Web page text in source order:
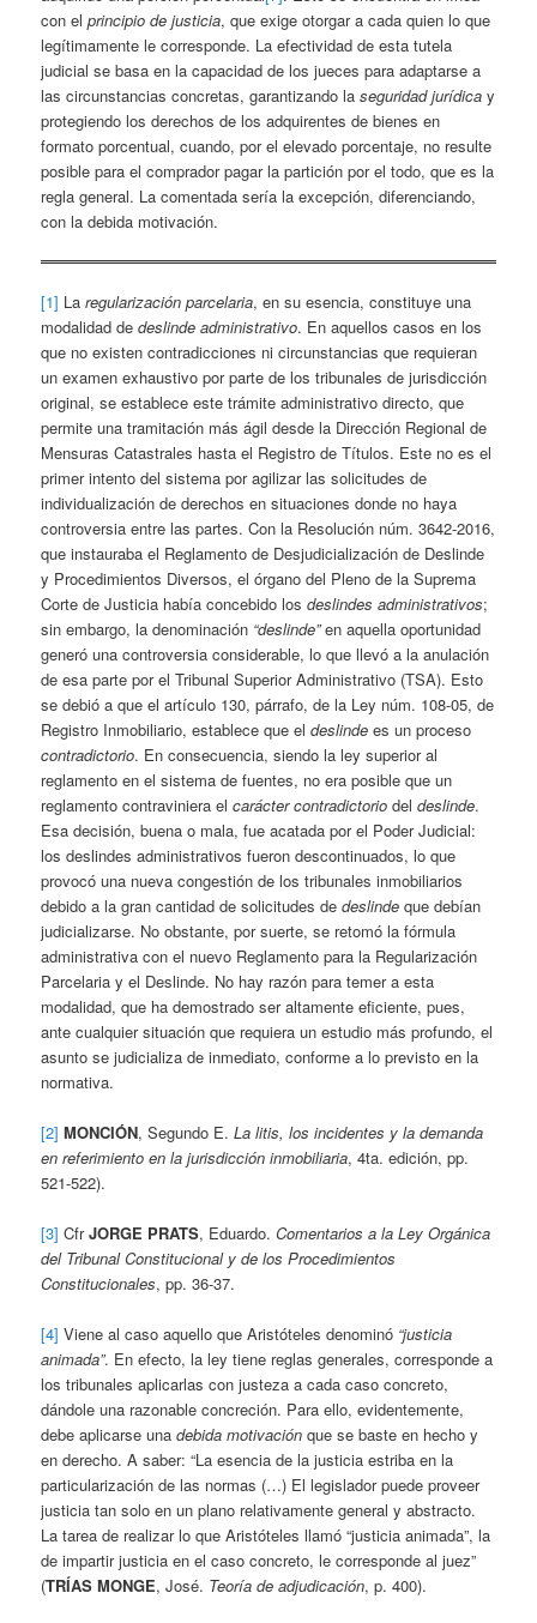
con elprincipio de justicia, que exige otorgar a cada quien lo que
legítimamente le corresponde. La efectividad de esta tutela
judicial se basa en la capacidad de los jueces para adaptarse a
las circunstancias concretas, garantizando laseguridad jurídica y
protegiendo los derechos de los adquirentes de bienes en
formato porcentual, cuando, por el elevado porcentaje, no resulte
posible para el comprador pagar la partición por el todo, que es la
regla general. La comentada sería la excepción, diferenciando,
con la debida motivación.
[1] Laregularización parcelaria, en su esencia, constituye una
modalidad dedeslinde administrativo. En aquellos casos en los
que no existen contradicciones ni circunstancias que requieran
un examen exhaustivo por parte de los tribunales de jurisdicción
original, se establece este trámite administrativo directo, que
permite una tramitación más ágil desde la Dirección Regional de
Mensuras Catastrales hasta el Registro de Títulos. Este no es el
primer intento del sistema por agilizar las solicitudes de
individualización de derechos en situaciones donde no haya
controversia entre las partes. Con la Resolución núm. 3642-2016,
que instauraba el Reglamento de Desjudicialización de Deslinde
y Procedimientos Diversos, el órgano del Pleno de la Suprema
Corte de Justicia había concebido losdeslindes administrativos;
sin embargo, la denominación “deslinde”en aquella oportunidad
generó una controversia considerable, lo que llevó a la anulación
de esa parte por el Tribunal Superior Administrativo (TSA). Esto
se debió a que el artículo 130, párrafo, de la Ley núm. 108-05, de
Registro Inmobiliario, establece que eldeslinde es un proceso
contradictorio. En consecuencia, siendo la ley superior al
reglamento en el sistema de fuentes, no era posible que un
reglamento contraviniera elcarácter contradictorio deldeslinde.
Esa decisión, buena o mala, fue acatada por el Poder Judicial:
los deslindes administrativos fueron descontinuados, lo que
provocó una nueva congestión de los tribunales inmobiliarios
debido a la gran cantidad de solicitudes dedeslinde que debían
judicializarse. No obstante, por suerte, se retomó la fórmula
administrativa con el nuevo Reglamento para la Regularización
Parcelaria y el Deslinde. No hay razón para temer a esta
modalidad, que ha demostrado ser altamente eficiente, pues,
ante cualquier situación que requiera un estudio más profundo, el
asunto se judicializa de inmediato, conforme a lo previsto en la
normativa.
[2] MONCIÓN, Segundo E.La litis, los incidentes y la demanda
en referimiento en la jurisdicción inmobiliaria, 4ta. edición, pp.
521-522).
[3] CfrJORGE PRATS, Eduardo.Comentarios a la Ley Orgánica
del Tribunal Constitucional y de los Procedimientos
Constitucionales, pp. 36-37.
[4] Viene al caso aquello que Aristóteles denominó “justicia
animada”. En efecto, la ley tiene reglas generales, corresponde a
los tribunales aplicarlas con justeza a cada caso concreto,
dándole una razonable concreción. Para ello, evidentemente,
debe aplicarse unadebida motivación que se baste en hecho y
en derecho. A saber: “La esencia de la justicia estriba en la
particularización de las normas (…) El legislador puede proveer
justicia tan solo en un plano relativamente general y abstracto.
La tarea de realizar lo que Aristóteles llamó “justicia animada”, la
de impartir justicia en el caso concreto, le corresponde al juez”
(TRÍAS MONGE, José. Teoría de adjudicación, p. 400).